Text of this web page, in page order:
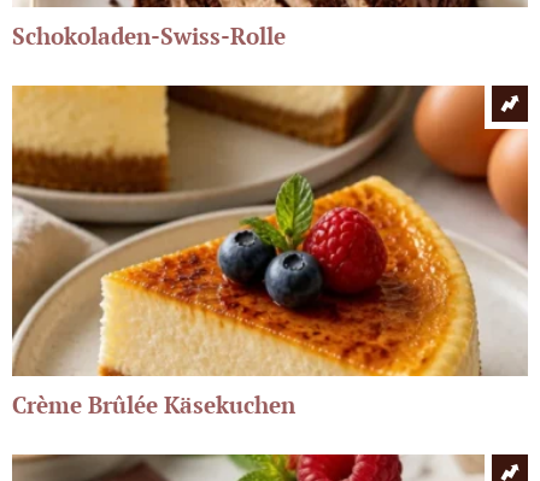
Schokoladen-Swiss-Rolle
Crème Brûlée Käsekuchen